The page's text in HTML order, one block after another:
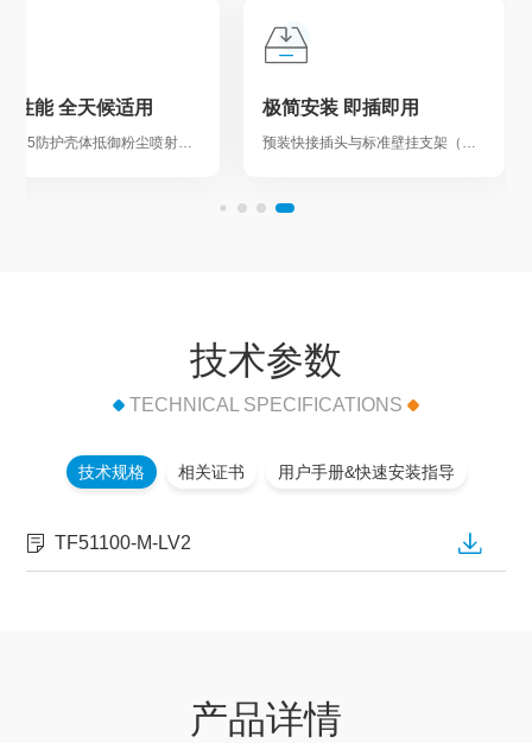
壁挂式磷酸铁锂电池组采用高稳定性电芯，热失控风险较三元锂降低80%；车规级BMS系统24小时监测电压、温度及电流，异常时自动切断电路。 壁挂结构远离地面潮气与碰撞风险，配合阻燃壳体与防震支架，杜绝漏液、腐蚀隐患，壁挂式磷酸铁锂电池组采用高稳定性电芯，热失控风险较三元锂降低80%；车规级BMS系统24小时监测电压、温度及电流，异常时自动切断电路。 壁挂结构远离地面潮气与碰撞风险，配合阻燃壳体与防震支架，杜绝漏液、腐蚀隐患，
壁挂式特点
通过立体空间利用解决场地受限痛点 …
技术参数
TECHNICAL SPECIFICATIONS
技术规格 相关证书 用户手册&快速安装指导
TF51100-M-LV2
产品详情